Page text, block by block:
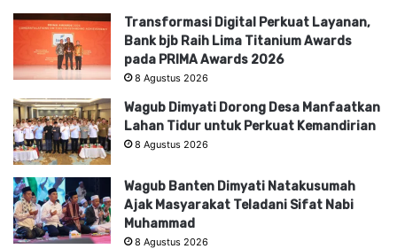
Transformasi Digital Perkuat Layanan,
Bank bjb Raih Lima Titanium Awards
pada PRIMA Awards 2026
8 Agustus 2026
Wagub Dimyati Dorong Desa Manfaatkan
Lahan Tidur untuk Perkuat Kemandirian
8 Agustus 2026
Wagub Banten Dimyati Natakusumah
Ajak Masyarakat Teladani Sifat Nabi
Muhammad
8 Agustus 2026